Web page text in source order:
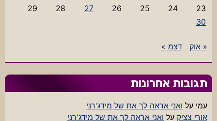
23
24
25
26
27
28
29
30
« אוק דצמ »
תגובות אחרונות
עמי על ואני אראה לך את של מידג'רני
אורי צציק על ואני אראה לך את של מידג'רני